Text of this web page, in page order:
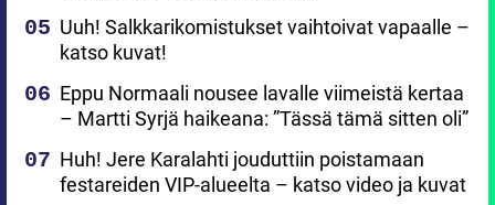
Uuh! Salkkarikomistukset vaihtoivat vapaalle –
katso kuvat!
Eppu Normaali nousee lavalle viimeistä kertaa
– Martti Syrjä haikeana: ”Tässä tämä sitten oli”
Huh! Jere Karalahti jouduttiin poistamaan
festareiden VIP-alueelta – katso video ja kuvat